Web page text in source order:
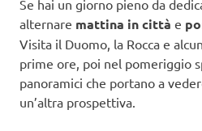
Se hai un giorno pieno da
alternare mattina in città e
Visita il Duomo, la Rocca e
prime ore, poi nel pomeriggio
panoramici che portano a
un’altra prospettiva.